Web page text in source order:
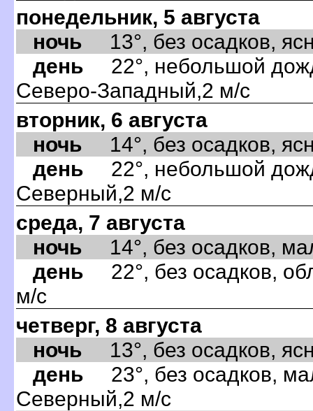
понедельник, 5 августа
ночь 13°, без осадков,
день 22°, небольшой
Северо-Западный,2 м/с
вторник, 6 августа
ночь 14°, без осадков,
день 22°, небольшой
Северный,2 м/с
среда, 7 августа
ночь 14°, без осадков,
день 22°, без осадков,
м/с
четверг, 8 августа
ночь 13°, без осадков,
день 23°, без осадков,
Северный,2 м/с